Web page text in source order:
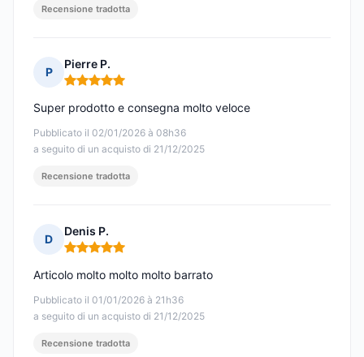
Recensione tradotta
P
Pierre P.
Nota: 5 su 5
Pubblicato il 02/01/2026 à 08h36
a seguito di un acquisto di 21/12/2025
Super prodotto e consegna molto veloce
Recensione tradotta
D
Denis P.
Nota: 5 su 5
Pubblicato il 01/01/2026 à 21h36
a seguito di un acquisto di 21/12/2025
Articolo molto molto molto barrato
Recensione tradotta